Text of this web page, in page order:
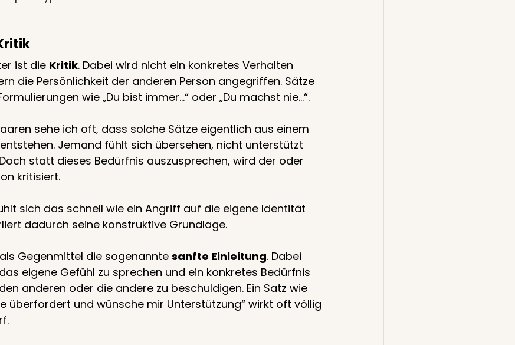
ist die Kritik. Dabei wird nicht ein konkretes Verhalten
die Persönlichkeit der anderen Person angegriffen. Sätze
wie „Du bist immer…“ oder „Du machst nie…“.
sehe ich oft, dass solche Sätze eigentlich aus einem
Jemand fühlt sich übersehen, nicht unterstützt
statt dieses Bedürfnis auszusprechen, wird der oder
kritisiert.
sich das schnell wie ein Angriff auf die eigene Identität
dadurch seine konstruktive Grundlage.
Gegenmittel die sogenannte sanfte Einleitung. Dabei
eigene Gefühl zu sprechen und ein konkretes Bedürfnis
anderen oder die andere zu beschuldigen. Ein Satz wie
überfordert und wünsche mir Unterstützung“ wirkt oft völlig